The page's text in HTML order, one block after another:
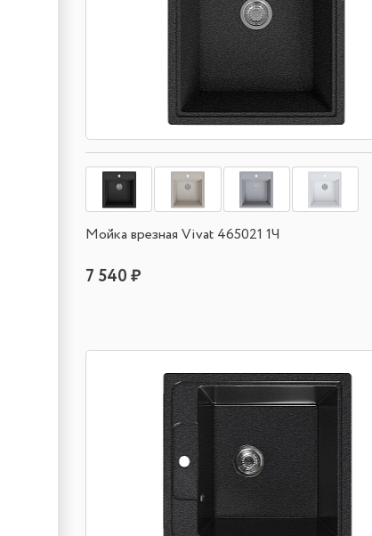
Мойка врезная Vivat 465021 1Ч
7 540 ₽